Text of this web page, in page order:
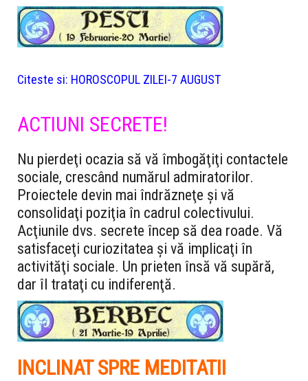
Citeste si: HOROSCOPUL ZILEI-7 AUGUST
ACTIUNI SECRETE!
Nu pierdeţi ocazia să vă îmbogăţiţi contactele
sociale, crescând numărul admiratorilor.
Proiectele devin mai îndrăzneţe şi vă
consolidaţi poziţia în cadrul colectivului.
Acţiunile dvs. secrete încep să dea roade. Vă
satisfaceţi curiozitatea şi vă implicaţi în
activităţi sociale. Un prieten însă vă supără,
dar îl trataţi cu indiferenţă.
INCLINAT SPRE MEDITATII